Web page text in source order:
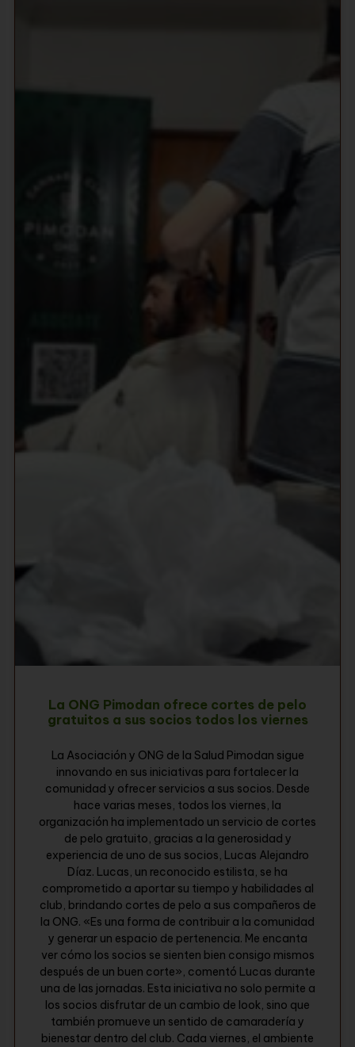
La ONG Pimodan ofrece cortes de pelo
gratuitos a sus socios todos los viernes
La Asociación y ONG de la Salud Pimodan sigue
innovando en sus iniciativas para fortalecer la
comunidad y ofrecer servicios a sus socios. Desde
hace varias meses, todos los viernes, la
organización ha implementado un servicio de cortes
de pelo gratuito, gracias a la generosidad y
experiencia de uno de sus socios, Lucas Alejandro
Díaz. Lucas, un reconocido estilista, se ha
comprometido a aportar su tiempo y habilidades al
club, brindando cortes de pelo a sus compañeros de
la ONG. «Es una forma de contribuir a la comunidad
y generar un espacio de pertenencia. Me encanta
ver cómo los socios se sienten bien consigo mismos
después de un buen corte», comentó Lucas durante
una de las jornadas. Esta iniciativa no solo permite a
los socios disfrutar de un cambio de look, sino que
también promueve un sentido de camaradería y
bienestar dentro del club. Cada viernes, el ambiente